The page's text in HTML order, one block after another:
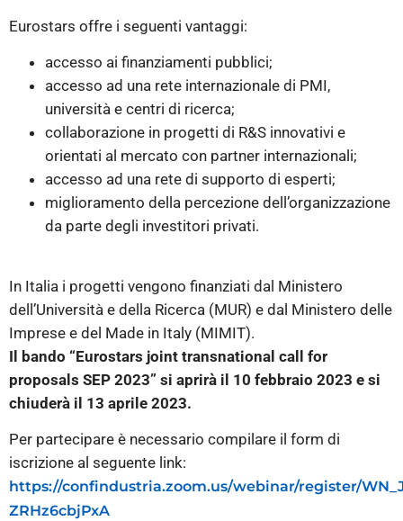
Eurostars offre i seguenti vantaggi:
accesso ai finanziamenti pubblici;
accesso ad una rete internazionale di PMI,
università e centri di ricerca;
collaborazione in progetti di R&S innovativi e
orientati al mercato con partner internazionali;
accesso ad una rete di supporto di esperti;
miglioramento della percezione dell’organizzazione
da parte degli investitori privati.
In Italia i progetti vengono finanziati dal Ministero
dell’Università e della Ricerca (MUR) e dal Ministero delle
Imprese e del Made in Italy (MIMIT).
Il bando “Eurostars joint transnational call for
proposals SEP 2023” si aprirà il 10 febbraio 2023 e si
chiuderà il 13 aprile 2023.
Per partecipare è necessario compilare il form di
iscrizione al seguente link:
https://confindustria.zoom.us/webinar/register/
ZRHz6cbjPxA